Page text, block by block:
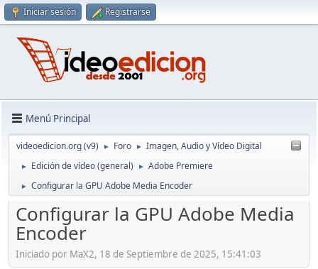
Iniciar sesión Registrarse
Menú Principal
videoedicion.org (v9) ► Foro ► Imagen, Audio y Vídeo Digital
► Edición de vídeo (general) ► Adobe Premiere
► Configurar la GPU Adobe Media Encoder
Configurar la GPU Adobe Media
Encoder
Iniciado por MaX2, 18 de Septiembre de 2025, 15:41:03